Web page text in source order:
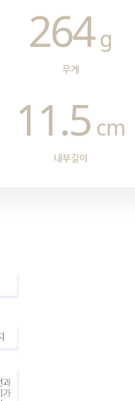
무게
264 g
내부길이
11.5 cm